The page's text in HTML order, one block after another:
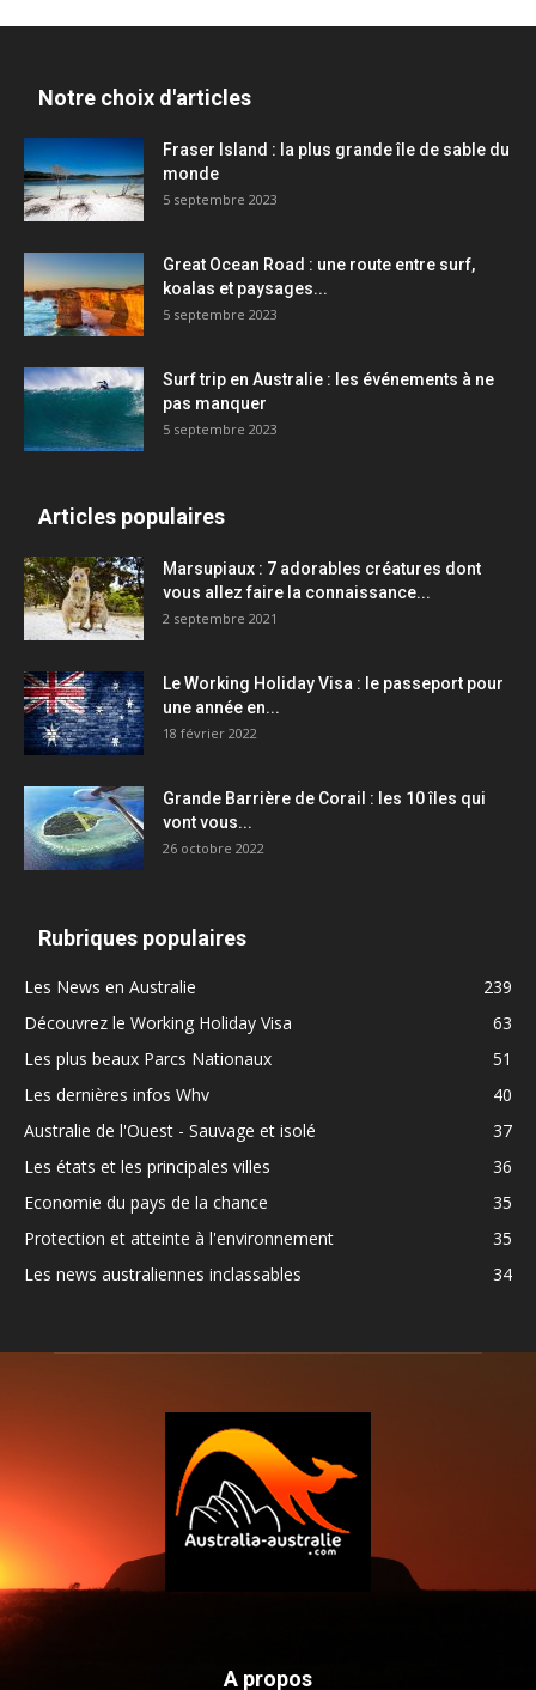
Notre choix d'articles
Fraser Island : la plus grande île de sable du
monde
5 septembre 2023
Great Ocean Road : une route entre surf,
koalas et paysages...
5 septembre 2023
Surf trip en Australie : les événements à ne
pas manquer
5 septembre 2023
Articles populaires
Marsupiaux : 7 adorables créatures dont
vous allez faire la connaissance...
2 septembre 2021
Le Working Holiday Visa : le passeport pour
une année en...
18 février 2022
Grande Barrière de Corail : les 10 îles qui
vont vous...
26 octobre 2022
Rubriques populaires
Les News en Australie
239
Découvrez le Working Holiday Visa
63
Les plus beaux Parcs Nationaux
51
Les dernières infos Whv
40
Australie de l'Ouest - Sauvage et isolé
37
Les états et les principales villes
36
Economie du pays de la chance
35
Protection et atteinte à l'environnement
35
Les news australiennes inclassables
34
A propos